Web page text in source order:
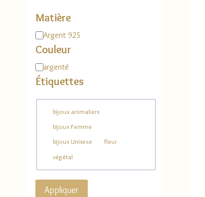
Matière
Matière
Argent 925
Couleur
Couleur
argenté
Étiquettes
Étiquette
bijoux animaliers
bijoux Femme
bijoux Unisexe fleur
végétal
Appliquer